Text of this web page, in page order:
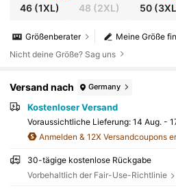
46(1XL) 48 (2XL) 50
Meine Größe
Größenberater
Nicht deine Größe? Sag uns
Versand nach Germany
Kostenloser Versand
Voraussichtliche Lieferung: 14 Aug. -
Anmelden & 12X Versandcoupons
30-tägige kostenlose Rückgabe
Vorbehaltlich der Fair-Use-Richtlinie